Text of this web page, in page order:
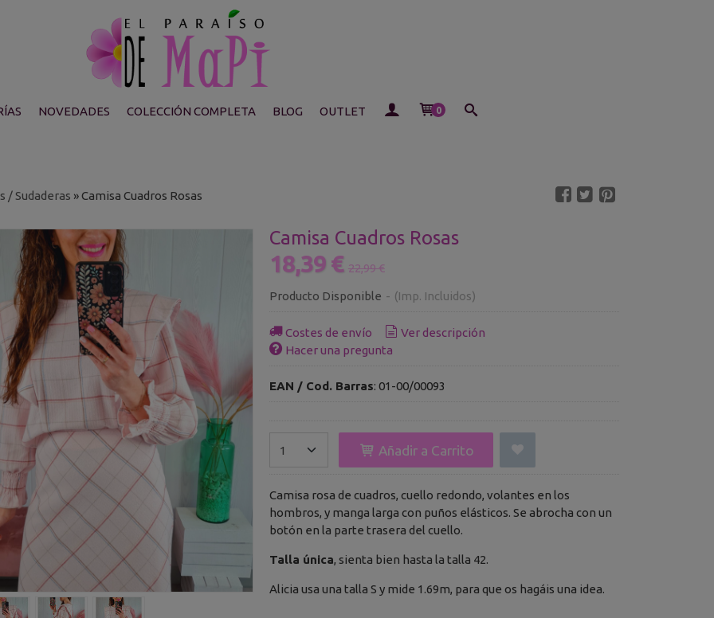
NOVEDADES COLECCIÓN COMPLETA BLOG OUTLET 0
/ Sudaderas »Camisa Cuadros Rosas
Camisa Cuadros Rosas
18,39 € 22,99 €
Producto Disponible - (Imp. Incluidos)
Costes de envío
Ver descripción
Hacer una pregunta
EAN / Cod. Barras: 01-00/00093
Añadir a Carrito
Camisa rosa de cuadros, cuello redondo, volantes en los
hombros, y manga larga con puños elásticos. Se abrocha con un
botón en la parte trasera del cuello.
Talla única, sienta bien hasta la talla 42.
Alicia usa una talla S y mide 1.69m, para que os hagáis una idea.